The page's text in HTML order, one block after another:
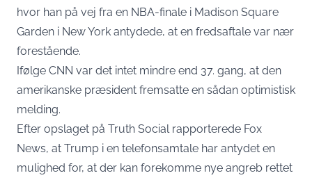
hvor han på vej fra en NBA-finale i Madison Square
Garden i New York antydede, at en fredsaftale var nær
forestående.
Ifølge CNN var det intet mindre end 37. gang, at den
amerikanske præsident fremsatte en sådan optimistisk
melding.
Efter opslaget på Truth Social rapporterede Fox
News, at Trump i en telefonsamtale har antydet en
mulighed for, at der kan forekomme nye angreb rettet